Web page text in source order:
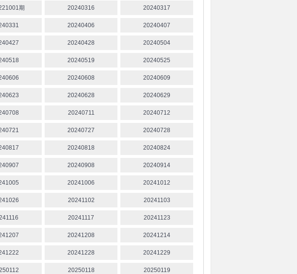
期 20240316 20240317
20240406 20240407
20240428 20240504
20240519 20240525
20240608 20240609
20240628 20240629
20240711 20240712
20240727 20240728
20240818 20240824
20240908 20240914
20241006 20241012
20241102 20241103
20241117 20241123
20241208 20241214
20241228 20241229
20250118 20250119